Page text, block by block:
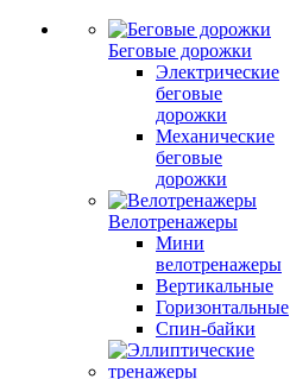
Беговые дорожки
Электрические
беговые
дорожки
Механические
беговые
дорожки
Велотренажеры
Мини
велотренажеры
Вертикальные
Горизонтальные
Спин-байки